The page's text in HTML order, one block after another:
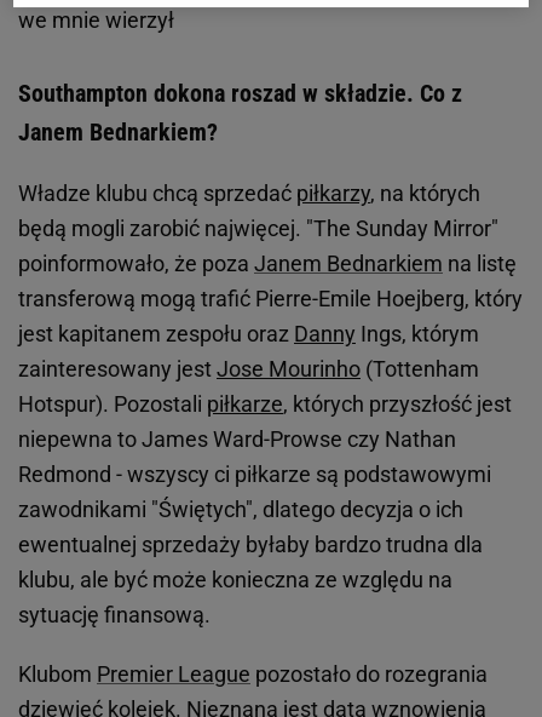
we mnie wierzył
Southampton dokona roszad w składzie. Co z
Janem Bednarkiem?
Władze klubu chcą sprzedać piłkarzy, na których
będą mogli zarobić najwięcej. "The Sunday Mirror"
poinformowało, że poza Janem Bednarkiem na listę
transferową mogą trafić Pierre-Emile Hoejberg, który
jest kapitanem zespołu oraz Danny Ings, którym
zainteresowany jestJose Mourinho (Tottenham
Hotspur). Pozostali piłkarze, których przyszłość jest
niepewna to James Ward-Prowse czy Nathan
Redmond - wszyscy ci piłkarze są podstawowymi
zawodnikami "Świętych", dlatego decyzja o ich
ewentualnej sprzedaży byłaby bardzo trudna dla
klubu, ale być może konieczna ze względu na
sytuację finansową.
Klubom Premier League pozostało do rozegrania
dziewięć kolejek. Nieznana jest data wznowienia